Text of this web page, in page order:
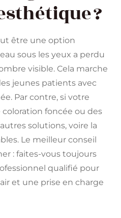
?
être une option
sous les yeux a perdu
visible. Cela marche
jeunes patients avec
Par contre, si votre
foncée ou des
solutions, voire la
Le meilleur conseil
: faites-vous toujours
qualifié pour
et une prise en charge